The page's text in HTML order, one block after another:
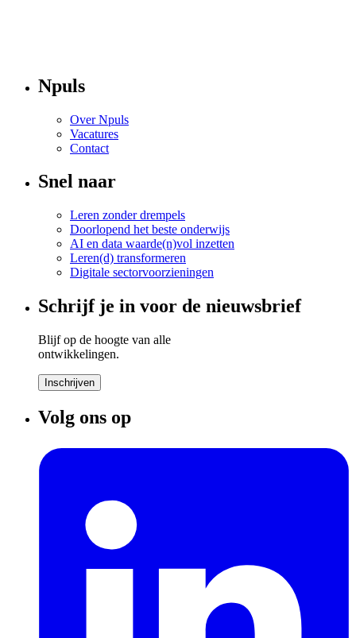
Npuls
Over Npuls
Vacatures
Contact
Snel naar
Leren zonder drempels
Doorlopend het beste onderwijs
AI en data waarde(n)vol inzetten
Leren(d) transformeren
Digitale sectorvoorzieningen
Schrijf je in voor de nieuwsbrief
Blijf op de hoogte van alle
ontwikkelingen.
Inschrijven
Volg ons op